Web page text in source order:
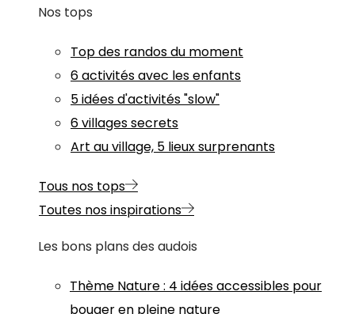
Nos tops
Top des randos du moment
6 activités avec les enfants
5 idées d'activités "slow"
6 villages secrets
Art au village, 5 lieux surprenants
Tous nos tops
Toutes nos inspirations
Les bons plans des audois
Thème Nature: 4 idées accessibles pour
bouger en pleine nature